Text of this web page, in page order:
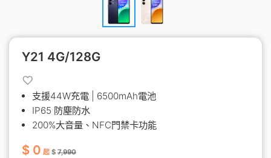
Y21 4G/128G
支援44W充電 | 6500mAh電池
IP65 防塵防水
200%大音量、NFC門禁卡功能
$ 0 起 $7,990